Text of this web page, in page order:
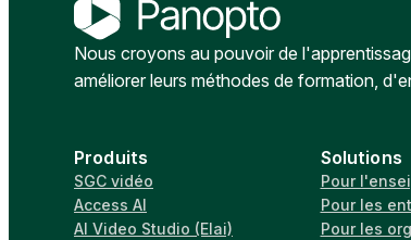
Nous croyons au pouvoir de
améliorer leurs méthodes de formation,
Produits
SGC vidéo
Access AI
AI Video Studio (Elai)
Solutions
Pour
Pour les
Pour les